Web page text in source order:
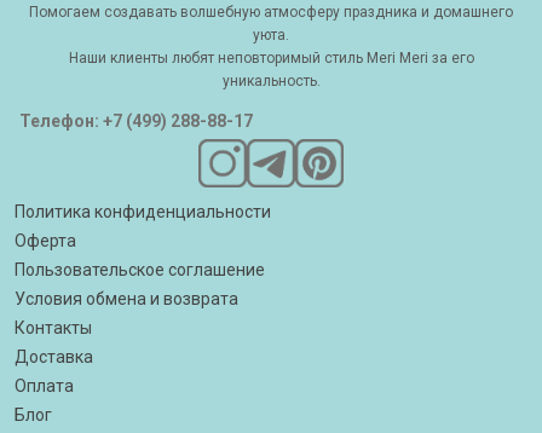
Помогаем создавать волшебную атмосферу праздника и домашнего
уюта.
Наши клиенты любят неповторимый стиль Meri Meri за его
уникальность.
Телефон: +7 (499) 288-88-17
Политика конфиденциальности
Оферта
Пользовательское соглашение
Условия обмена и возврата
Контакты
Доставка
Оплата
Блог